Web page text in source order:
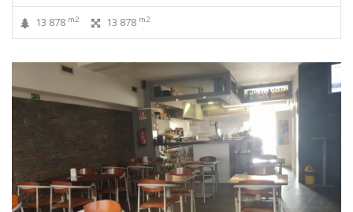
13 878 m2 13 878 m2